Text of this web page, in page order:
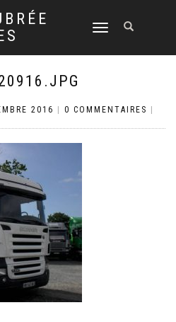
DÉPLIER
NAVIGATION
2016 0 COMMENTAIRES